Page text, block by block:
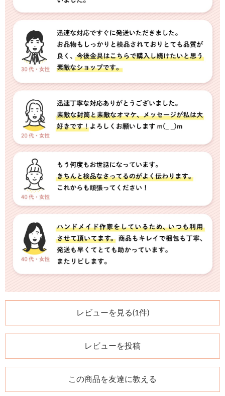
レビューを見る(1件)
レビューを投稿
この商品を友達に教える